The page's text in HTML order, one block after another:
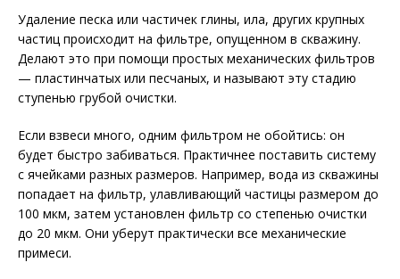
Удаление песка или частичек глины, ила, других крупных
частиц происходит на фильтре, опущенном в скважину.
Делают это при помощи простых механических фильтров
— пластинчатых или песчаных, и называют эту стадию
ступенью грубой очистки.
Если взвеси много, одним фильтром не обойтись: он
будет быстро забиваться. Практичнее поставить систему
с ячейками разных размеров. Например, вода из скважины
попадает на фильтр, улавливающий частицы размером до
100 мкм, затем установлен фильтр со степенью очистки
до 20 мкм. Они уберут практически все механические
примеси.